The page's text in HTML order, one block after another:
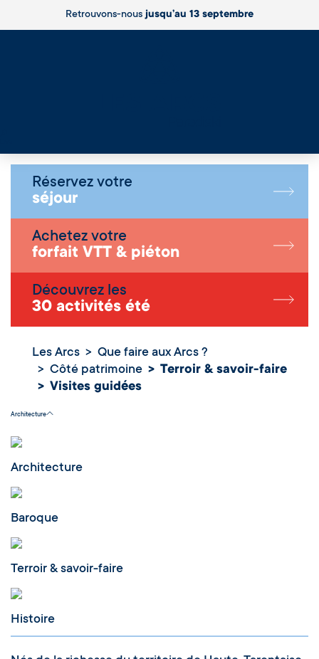
Retrouvons-nousjusqu’au 13 septembre
Réservez votre
séjour
Achetez votre
forfait VTT & piéton
Découvrez les
30 activités été
Les Arcs
Que faire aux Arcs ?
Côté patrimoine
Terroir & savoir-faire
Visites guidées
Architecture
Architecture
Baroque
Terroir & savoir-faire
Histoire